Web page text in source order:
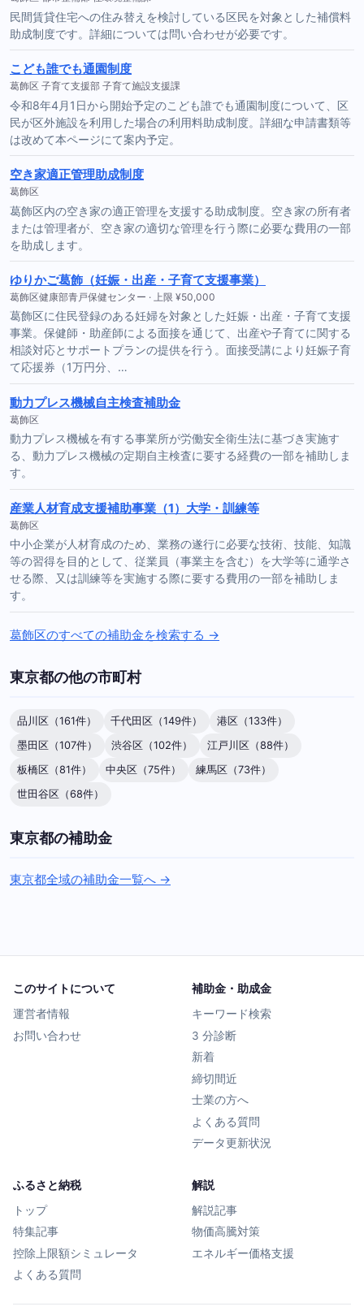
民間賃貸住宅への住み替えを検討している区民を対象とした補償料
助成制度です。詳細については問い合わせが必要です。
こども誰でも通園制度
葛飾区 子育て支援部 子育て施設支援課
令和8年4月1日から開始予定のこども誰でも通園制度について、区
民が区外施設を利用した場合の利用料助成制度。詳細な申請書類等
は改めて本ページにて案内予定。
空き家適正管理助成制度
葛飾区
葛飾区内の空き家の適正管理を支援する助成制度。空き家の所有者
または管理者が、空き家の適切な管理を行う際に必要な費用の一部
を助成します。
ゆりかご葛飾（妊娠・出産・子育て支援事業）
葛飾区健康部青戸保健センター · 上限 ¥50,000
葛飾区に住民登録のある妊婦を対象とした妊娠・出産・子育て支援
事業。保健師・助産師による面接を通じて、出産や子育てに関する
相談対応とサポートプランの提供を行う。面接受講により妊娠子育
て応援券（1万円分、…
動力プレス機械自主検査補助金
葛飾区
動力プレス機械を有する事業所が労働安全衛生法に基づき実施す
る、動力プレス機械の定期自主検査に要する経費の一部を補助しま
す。
産業人材育成支援補助事業（1）大学・訓練等
葛飾区
中小企業が人材育成のため、業務の遂行に必要な技術、技能、知識
等の習得を目的として、従業員（事業主を含む）を大学等に通学さ
せる際、又は訓練等を実施する際に要する費用の一部を補助しま
す。
葛飾区のすべての補助金を検索する →
東京都の他の市町村
品川区（161件） 千代田区（149件）
港区（133件）
墨田区（107件）
渋谷区（102件）
江戸川区（88件）
板橋区（81件）
中央区（75件）
練馬区（73件）
世田谷区（68件）
東京都の補助金
東京都全域の補助金一覧へ →
このサイトについて
運営者情報
お問い合わせ
補助金・助成金
キーワード検索
3 分診断
新着
締切間近
士業の方へ
よくある質問
データ更新状況
ふるさと納税
トップ
特集記事
控除上限額シミュレータ
よくある質問
解説
解説記事
物価高騰対策
エネルギー価格支援